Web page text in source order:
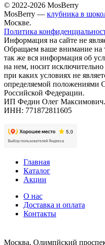
© 2022-2026 MosBerry
MosBerry — клубника в
Москве.
Политика
Информация на сайте не
Обращаем ваше внимание на
так же вся информация об
на нем, носит
при каких условиях не
определяемой положениями
Российской Федерации.
ИП Федин Олег Максимович.
ИНН: 771872811605
Главная
Каталог
Акции
О нас
Доставка и оплата
Контакты
Москва, Олимпйский